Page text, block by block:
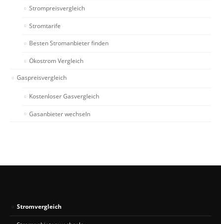
Strompreisvergleich
Stromtarife
Besten Stromanbieter finden
Ökostrom Vergleich
Gaspreisvergleich
Kostenloser Gasvergleich
Gasanbieter wechseln
Stromvergleich